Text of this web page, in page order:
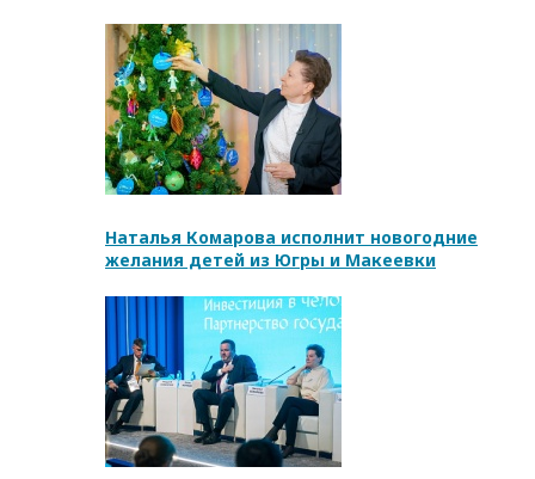
Наталья Комарова исполнит новогодние
желания детей из Югры и Макеевки